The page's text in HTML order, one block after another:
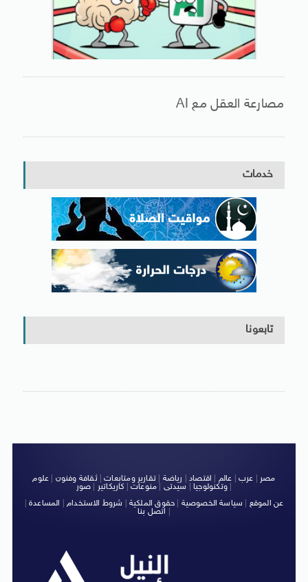
مصارعة العقل مع AI
خدمات
تابعونا
مصر عرب عالم اقتصاد رياضة |تقارير ومتابعات|ثقافة وفنون
علوم
وتكنولوجيا| سيدتى منوعات كاريكاتير صور
|
عن الموقع
سياسة الخصوصية حقوق الملكية شروط الاستخدام| المساعدة|
اتصل بنا